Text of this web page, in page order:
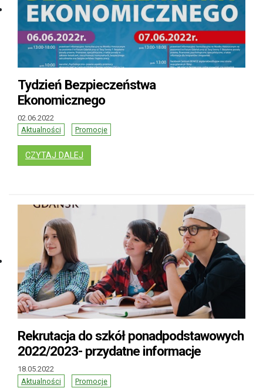
Tydzień Bezpieczeństwa
Ekonomicznego
02.06.2022
Aktualności
Promocje
CZYTAJ DALEJ
Rekrutacja do szkół ponadpodstawowych
2022/2023- przydatne informacje
18.05.2022
Aktualności
Promocje